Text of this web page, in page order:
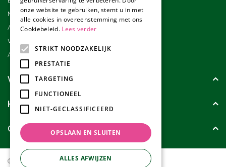
Merken
Assortiment
Werken bij Tuincollectie
Affiliate marketing
Wie zijn wij?
Klanten geven ons
Contact
© Tuincollectie.nl Green Solutions
onze website te gebruiken, stemt u in met
alle cookies in overeenstemming met ons
Cookiebeleid. Lees verder
STRIKT NOODZAKELIJK
PRESTATIE
TARGETING
FUNCTIONEEL
NIET-GECLASSIFICEERD
OPSLAAN EN SLUITEN
ALLES AFWIJZEN